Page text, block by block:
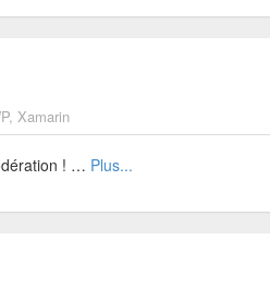
, Xamarin
! … Plus...